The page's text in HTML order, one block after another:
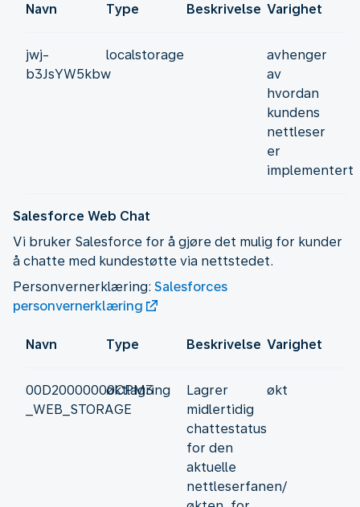
Navn Type Beskrivelse Varighet
jwj-
b3JsYW5kbw
localstorage
avhenger
av
hvordan
kundens
nettleser
er
implementert
Salesforce Web Chat
Vi bruker Salesforce for å gjøre det mulig for kunder
å chatte med kundestøtte via nettstedet.
Personvernerklæring: Salesforces
personvernerklæring
Navn Type Beskrivelse Varighet
00D20000000CPM3
_WEB_STORAGE
øktlagring
Lagrer
midlertidig
chattestatus
for den
aktuelle
nettleserfanen/
økt